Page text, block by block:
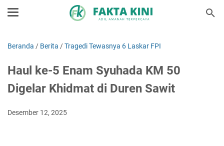
Beranda / Berita /Tragedi Tewasnya 6 Laskar FPI
Haul ke-5 Enam Syuhada KM 50
Digelar Khidmat di Duren Sawit
Desember 12, 2025